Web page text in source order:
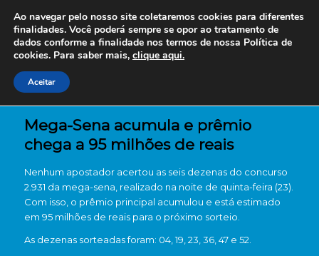
Mega-Sena acumula e prêmio
chega a 95 milhões de reais
Nenhum apostador acertou as seis dezenas do concurso
2.931 da mega-sena, realizado na noite de quinta-feira (23).
Com isso, o prêmio principal acumulou e está estimado
em 95 milhões de reais para o próximo sorteio.
As dezenas sorteadas foram: 04, 19, 23, 36, 47 e 52.
Ao navegar pelo nosso site coletaremos cookies para diferentes
finalidades. Você poderá sempre se opor ao tratamento de
dados conforme a finalidade nos termos de nossa Política de
cookies. Para saber mais, clique aqui.
Aceitar